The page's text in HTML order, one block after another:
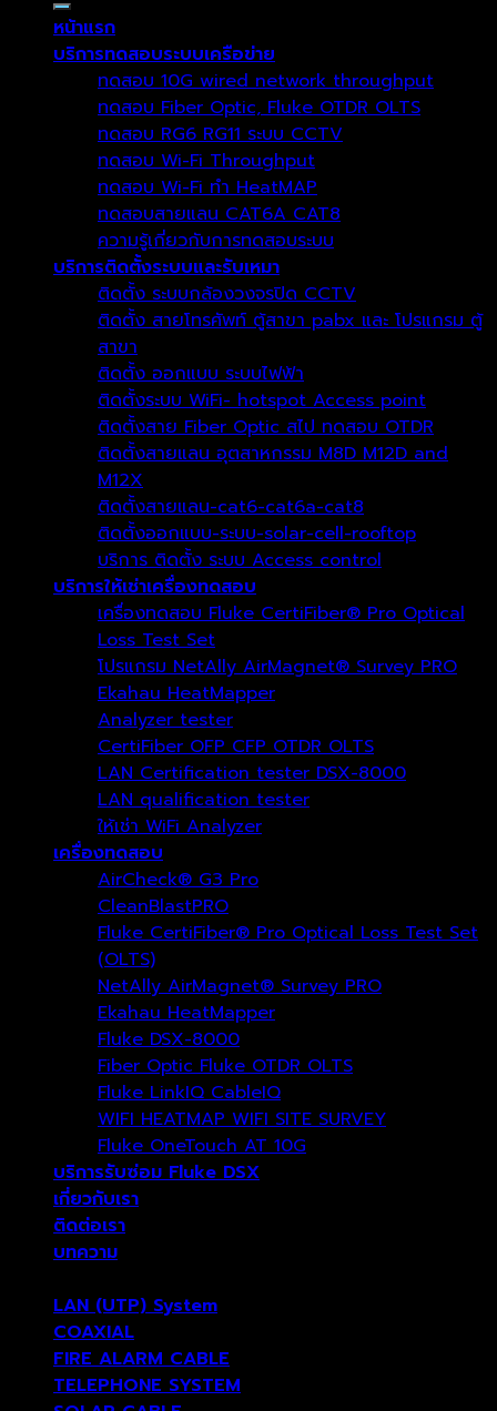
หน้าแรก
บริการทดสอบระบบเครือข่าย
ทดสอบ 10G wired network throughput
ทดสอบ Fiber Optic, Fluke OTDR OLTS
ทดสอบ RG6 RG11 ระบบ CCTV
ทดสอบ Wi-Fi Throughput
ทดสอบ Wi-Fi ทำ HeatMAP
ทดสอบสายแลน CAT6A CAT8
ความรู้เกี่ยวกับการทดสอบระบบ
บริการติดตั้งระบบและรับเหมา
ติดตั้ง ระบบกล้องวงจรปิด CCTV
ติดตั้ง สายโทรศัพท์ ตู้สาขา pabx และ โปรแกรม ตู้
สาขา
ติดตั้ง ออกแบบ ระบบไฟฟ้า
ติดตั้งระบบ WiFi- hotspot Access point
ติดตั้งสาย Fiber Optic สไป ทดสอบ OTDR
ติดตั้งสายแลน อุตสาหกรรม M8D M12D and
M12X
ติดตั้งสายแลน-cat6-cat6a-cat8
ติดตั้งออกแบบ-ระบบ-solar-cell-rooftop
บริการ ติดตั้ง ระบบ Access control
บริการให้เช่าเครื่องทดสอบ
เครื่องทดสอบ Fluke CertiFiber® Pro Optical
Loss Test Set
โปรแกรม NetAlly AirMagnet® Survey PRO
Ekahau HeatMapper
Analyzer tester
CertiFiber OFP CFP OTDR OLTS
LAN Certification tester DSX-8000
LAN qualification tester
ให้เช่า WiFi Analyzer
เครื่องทดสอบ
AirCheck® G3 Pro
CleanBlastPRO
Fluke CertiFiber® Pro Optical Loss Test Set
(OLTS)
NetAlly AirMagnet® Survey PRO
Ekahau HeatMapper
Fluke DSX-8000
Fiber Optic Fluke OTDR OLTS
Fluke LinkIQ CableIQ
WIFI HEATMAP WIFI SITE SURVEY
Fluke OneTouch AT 10G
บริการรับซ่อม Fluke DSX
เกี่ยวกับเรา
ติดต่อเรา
บทความ
LAN (UTP) System
COAXIAL
FIRE ALARM CABLE
TELEPHONE SYSTEM